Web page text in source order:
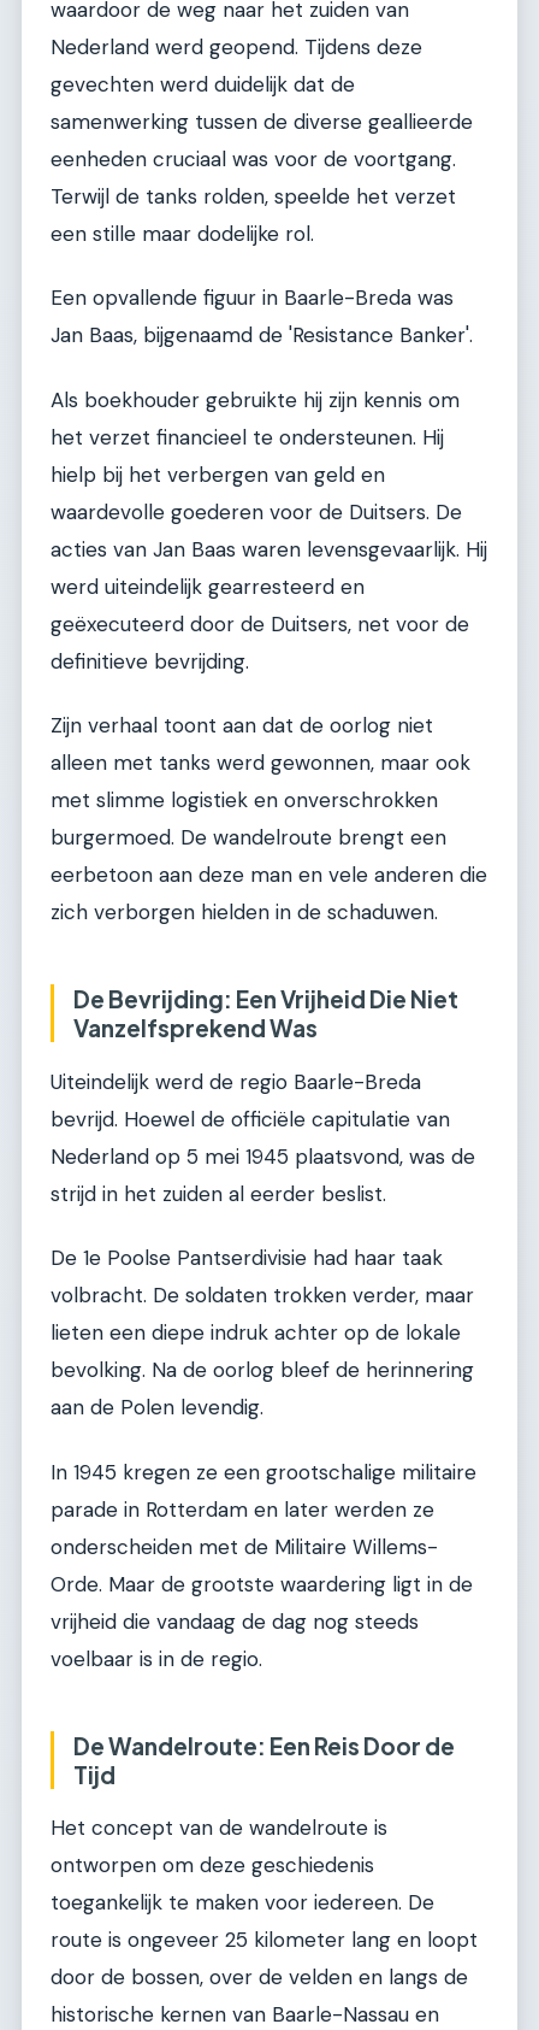
waardoor de weg naar het zuiden van
Nederland werd geopend. Tijdens deze
gevechten werd duidelijk dat de
samenwerking tussen de diverse geallieerde
eenheden cruciaal was voor de voortgang.
Terwijl de tanks rolden, speelde het verzet
een stille maar dodelijke rol.
Een opvallende figuur in Baarle-Breda was
Jan Baas, bijgenaamd de 'Resistance Banker'.
Als boekhouder gebruikte hij zijn kennis om
het verzet financieel te ondersteunen. Hij
hielp bij het verbergen van geld en
waardevolle goederen voor de Duitsers. De
acties van Jan Baas waren levensgevaarlijk. Hij
werd uiteindelijk gearresteerd en
geëxecuteerd door de Duitsers, net voor de
definitieve bevrijding.
Zijn verhaal toont aan dat de oorlog niet
alleen met tanks werd gewonnen, maar ook
met slimme logistiek en onverschrokken
burgermoed. De wandelroute brengt een
eerbetoon aan deze man en vele anderen die
zich verborgen hielden in de schaduwen.
De Bevrijding: Een Vrijheid Die Niet
Vanzelfsprekend Was
Uiteindelijk werd de regio Baarle-Breda
bevrijd. Hoewel de officiële capitulatie van
Nederland op 5 mei 1945 plaatsvond, was de
strijd in het zuiden al eerder beslist.
De 1e Poolse Pantserdivisie had haar taak
volbracht. De soldaten trokken verder, maar
lieten een diepe indruk achter op de lokale
bevolking. Na de oorlog bleef de herinnering
aan de Polen levendig.
In 1945 kregen ze een grootschalige militaire
parade in Rotterdam en later werden ze
onderscheiden met de Militaire Willems-
Orde. Maar de grootste waardering ligt in de
vrijheid die vandaag de dag nog steeds
voelbaar is in de regio.
De Wandelroute: Een Reis Door de
Tijd
Het concept van de wandelroute is
ontworpen om deze geschiedenis
toegankelijk te maken voor iedereen. De
route is ongeveer 25 kilometer lang en loopt
door de bossen, over de velden en langs de
historische kernen van Baarle-Nassau en